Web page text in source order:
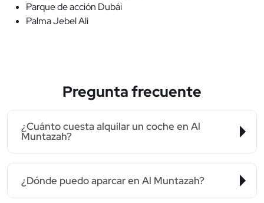
Parque de acción Dubái
Palma Jebel Ali
Pregunta frecuente
¿Cuánto cuesta alquilar un coche en Al
Muntazah?
¿Dónde puedo aparcar en Al Muntazah?